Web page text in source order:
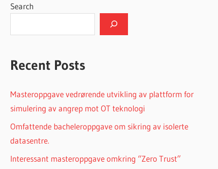
Search
Recent Posts
Masteroppgave vedrørende utvikling av plattform for
simulering av angrep mot OT teknologi
Omfattende bacheleroppgave om sikring av isolerte
datasentre.
Interessant masteroppgave omkring “Zero Trust”